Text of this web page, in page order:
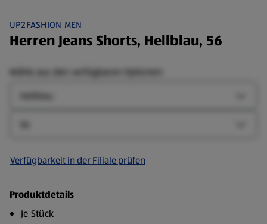
UP2FASHION MEN
Herren Jeans Shorts, Hellblau, 56
Wähle aus den verfügbaren Optionen:
Verfügbarkeit in der Filiale prüfen
Produktdetails
Je Stück